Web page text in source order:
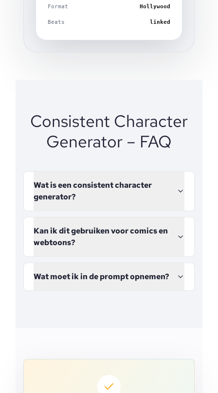
Format Hollywood
Beats linked
Consistent Character
Generator – FAQ
Wat is een consistent character
generator?
Kan ik dit gebruiken voor comics en
webtoons?
Wat moet ik in de prompt opnemen?